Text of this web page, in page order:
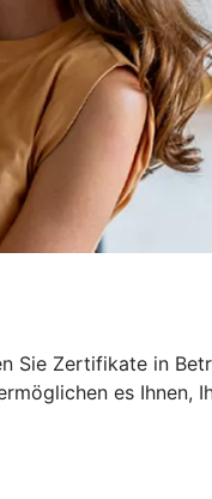
Sie Zertifikate in
es